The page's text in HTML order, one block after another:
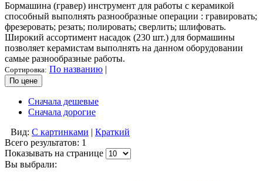
Бормашина (гравер) инструмент для работы с керамикой
способный выполнять разнообразные операции : гравировать;
фрезеровать; резать; полировать; сверлить; шлифовать.
Широкий ассортимент насадок (230 шт.) для бормашины
позволяет керамистам выполнять на данном оборудовании
самые разнообразные работы.
Сортировка: По названию |
По цене
Сначала дешевые
Сначала дорогие
Вид: С картинками | Краткий
Всего результатов: 1
Показывать на странице
Вы выбрали: